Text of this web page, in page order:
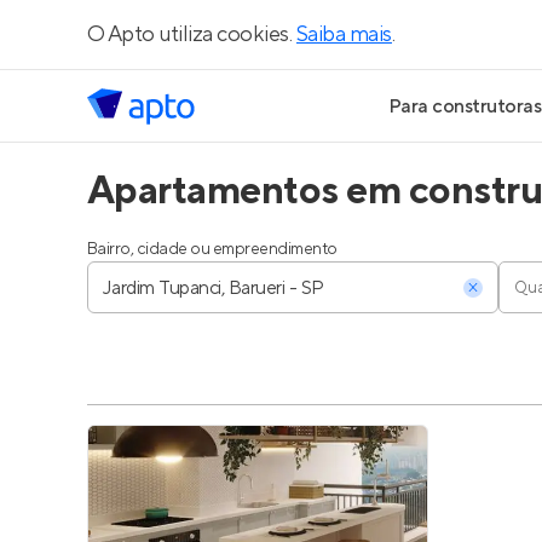
O Apto utiliza cookies.Saiba mais.
Para construtoras
Geração de
Geração de
Parcerias
Anunciar
Apartamentos em
Bairro, cidade ou empreendimento